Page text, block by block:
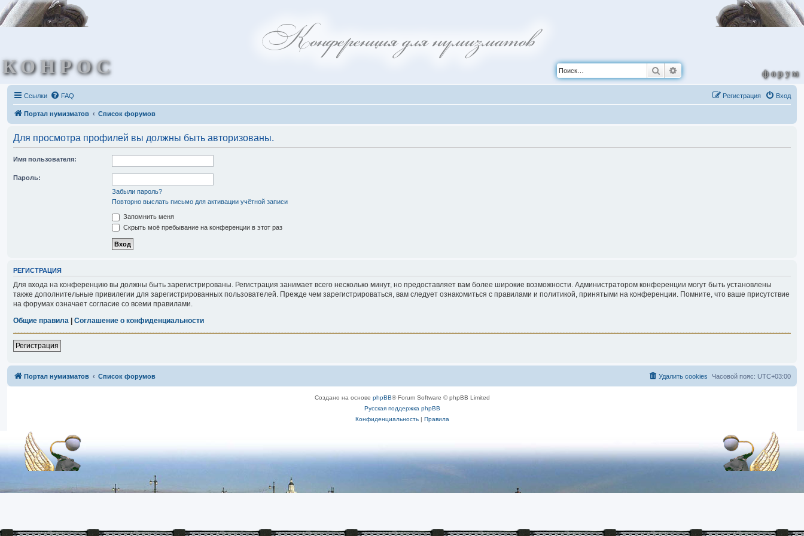
КОНРОС форум
Поиск
Ссылки FAQ Вход
Регистрация
Портал нумизматов Список форумов
Для просмотра профилей вы должны быть авторизованы.
Имя пользователя:
Пароль:
Забыли пароль?
Повторно выслать письмо для активации учётной записи
Запомнить меня
Скрыть моё пребывание на конференции в этот раз
РЕГИСТРАЦИЯ
Для входа на конференцию вы должны быть зарегистрированы. Регистрация занимает всего несколько минут, но предоставляет вам более широкие возможности. Администратором конференции могут быть установлены
также дополнительные привилегии для зарегистрированных пользователей. Прежде чем зарегистрироваться, вам следует ознакомиться с правилами и политикой, принятыми на конференции. Помните, что ваше присутствие
на форумах означает согласие со всеми правилами.
Общие правила | Соглашение о конфиденциальности
Регистрация
Портал нумизматов Список форумов Часовой пояс: UTC+03:00
Удалить cookies
Создано на основе phpBB® Forum Software © phpBB Limited
Русская поддержка phpBB
Конфиденциальность| Правила